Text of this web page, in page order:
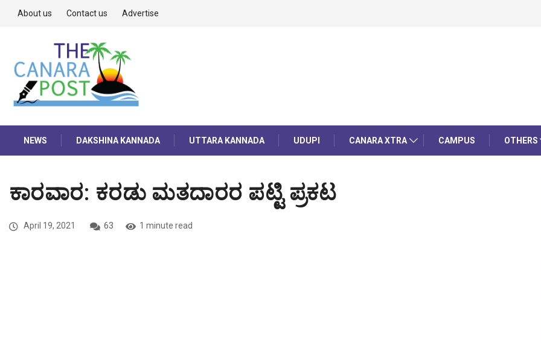
About us Contact us Advertise
NEWS DAKSHINA KANNADA UTTARA KANNADA UDUPI CANARA XTRA CAMPUS OTHERS
ಕಾರವಾರ: ಕರಡು ಮತದಾರರ ಪಟ್ಟಿ ಪ್ರಕಟ
April 19, 2021 63 1 minute read